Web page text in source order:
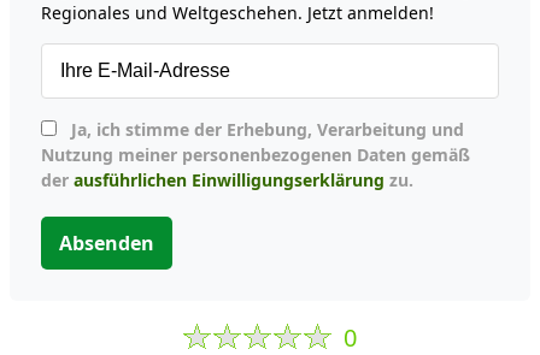
Regionales und Weltgeschehen. Jetzt anmelden!
Nutzung meiner personenbezogenen Daten gemäß
der ausführlichen Einwilligungserklärung zu.
Absenden
0